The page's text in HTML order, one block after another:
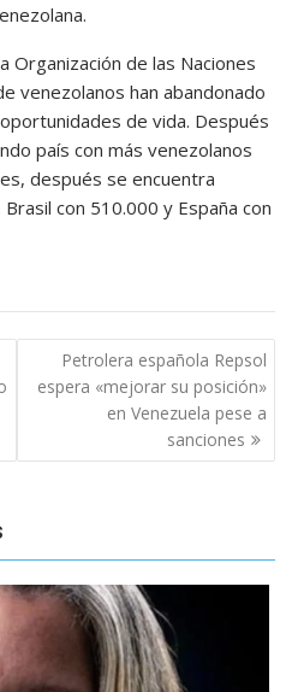
Organización de las Naciones
venezolanos han abandonado
de vida. Después
país con más venezolanos
después se encuentra
con 510.000 y España con
Petrolera española Repsol
espera «mejorar su posición»
en Venezuela pese a
sanciones